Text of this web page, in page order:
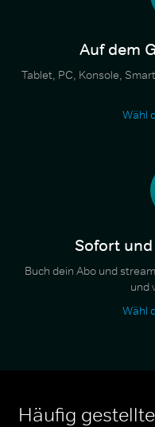
Auf dem
Tablet, PC, Konsole,
Wähl
Sofort
Buch dein Abo und
und
Wähl
Häufig